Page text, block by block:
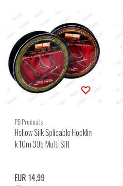
PB Products
Hollow Silk Splicable Hooklin
k 10m 30b Multi Silt
EUR 14,99